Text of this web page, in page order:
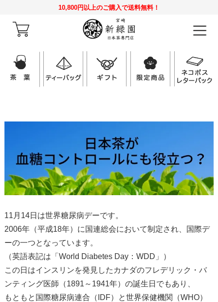
10,800円以上のご購入で送料無料！
11月14日は世界糖尿病デーです。
2006年（平成18年）に国連総会において制定され、国際デ
ーの一つとなっています。
（英語表記は「World Diabetes Day：WDD」）
この日はインスリンを発見したカナダのフレデリック・バ
ンティング医師（1891～1941年）の誕生日でもあり、
もともと国際糖尿病連合（IDF）と世界保健機関（WHO）